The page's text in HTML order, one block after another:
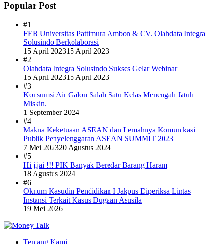
Popular Post
#1
FEB Universitas Pattimura Ambon & CV. Olahdata Integra
Solusindo Berkolaborasi
15 April 202315 April 2023
#2
Olahdata Integra Solusindo Sukses Gelar Webinar
15 April 202315 April 2023
#3
Konsumsi Air Galon Salah Satu Kelas Menengah Jatuh
Miskin.
1 September 2024
#4
Makna Keketuaan ASEAN dan Lemahnya Komunikasi
Publik Penyelenggaran ASEAN SUMMIT 2023
7 Mei 202320 Agustus 2024
#5
Hi jijai !!! PIK Banyak Beredar Barang Haram
18 Agustus 2024
#6
Oknum Kasudin Pendidikan I Jakpus Diperiksa Lintas
Instansi Terkait Kasus Dugaan Asusila
19 Mei 2026
Tentang Kami